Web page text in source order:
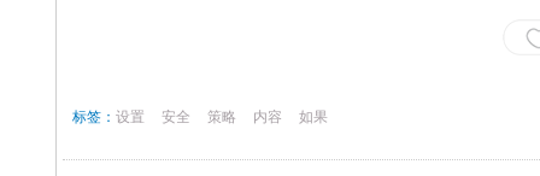
标签： 设置 安全 策略 内容 如果